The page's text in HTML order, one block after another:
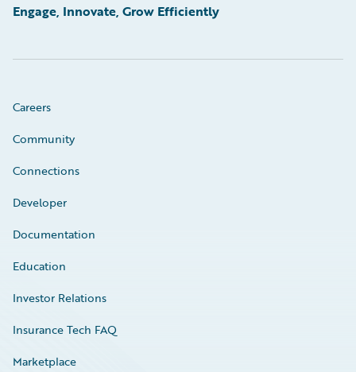
Engage, Innovate, Grow Efficiently
Careers
Community
Connections
Developer
Documentation
Education
Investor Relations
Insurance Tech FAQ
Marketplace